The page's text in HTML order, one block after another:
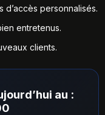
d’accès personnalisés.
entretenus.
clients.
au :